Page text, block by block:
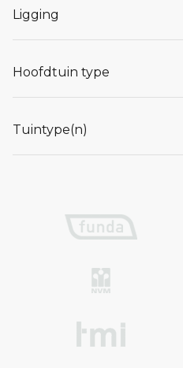
Ligging
Hoofdtuin type
Tuintype(n)